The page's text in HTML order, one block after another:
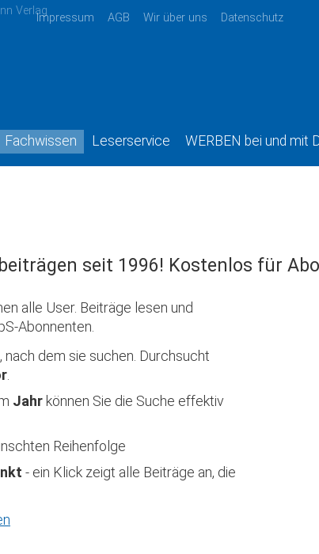
Impressum AGB Wir über uns Datenschutz
Fachwissen Leserservice WERBEN bei und mit
seit 1996! Kostenlos für
alle User. Beiträge lesen und
Abonnenten.
nach dem sie suchen. Durchsucht
Jahr können Sie die Suche effektiv
Reihenfolge
- ein Klick zeigt alle Beiträge an, die